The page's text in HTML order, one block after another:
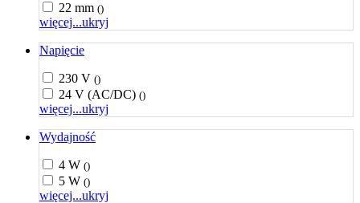
22 mm ()
więcej...ukryj
Napięcie
230 V ()
24 V (AC/DC) ()
więcej...ukryj
Wydajność
4 W ()
5 W ()
więcej...ukryj